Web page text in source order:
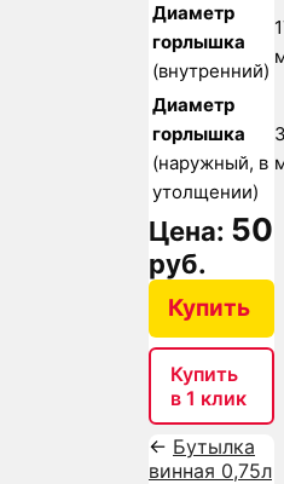
Диаметр
горлышка
(внутренний)
Диаметр
горлышка
(наружный, в
утолщении)
Цена: 50
руб.
Купить
Купить
в 1 клик
← Бутылка
винная 0,75л